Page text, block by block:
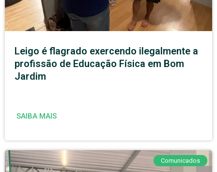
Leigo é flagrado exercendo ilegalmente a
profissão de Educação Física em Bom
Jardim
SAIBA MAIS
Comunicados